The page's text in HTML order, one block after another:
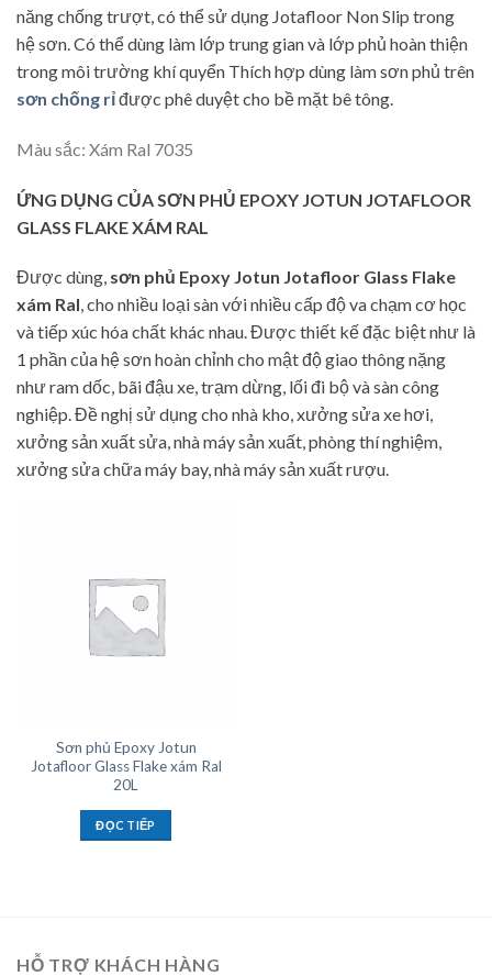
năng chống trượt, có thể sử dụng Jotafloor Non Slip trong
hệ sơn. Có thể dùng làm lớp trung gian và lớp phủ hoàn thiện
trong môi trường khí quyển Thích hợp dùng làm sơn phủ trên
sơn chống rỉđược phê duyệt cho bề mặt bê tông.
Màu sắc: Xám Ral 7035
ỨNG DỤNG CỦA SƠN PHỦ EPOXY JOTUN JOTAFLOOR
GLASS FLAKE XÁM RAL
Được dùng, sơn phủ Epoxy Jotun Jotafloor Glass Flake
xám Ral, cho nhiều loại sàn với nhiều cấp độ va chạm cơ học
và tiếp xúc hóa chất khác nhau. Được thiết kế đặc biệt như là
1 phần của hệ sơn hoàn chỉnh cho mật độ giao thông nặng
như ram dốc, bãi đậu xe, trạm dừng, lối đi bộ và sàn công
nghiệp. Đề nghị sử dụng cho nhà kho, xưởng sửa xe hơi,
xưởng sản xuất sửa, nhà máy sản xuất, phòng thí nghiệm,
xưởng sửa chữa máy bay, nhà máy sản xuất rượu.
Sơn phủ Epoxy Jotun
Jotafloor Glass Flake xám Ral
20L
ĐỌC TIẾP
HỖ TRỢ KHÁCH HÀNG